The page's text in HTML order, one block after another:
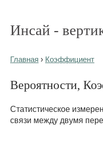
Инсай -
Главная › Коэффициент
Вероятности,
Статистическое
связи между двумя